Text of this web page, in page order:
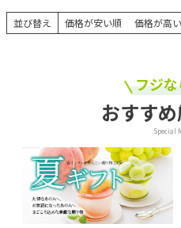
並び替え 価格が安い順 価格が高
フジ
おすす
Special